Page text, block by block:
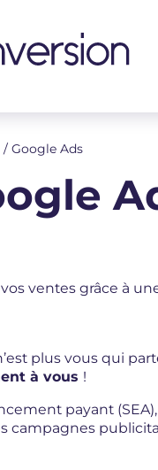
/ Google Ads
ventes grâce à
plus vous qui
à vous !
payant
campagnes